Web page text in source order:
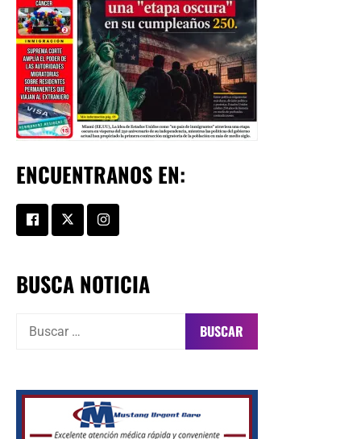
ENCUENTRANOS EN:
BUSCA NOTICIA
Buscar: